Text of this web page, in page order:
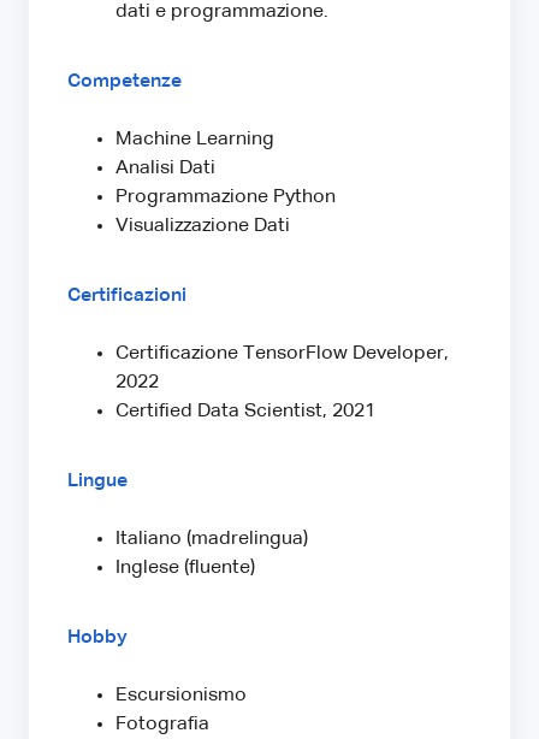
dati e programmazione.
Competenze
Machine Learning
Analisi Dati
Programmazione Python
Visualizzazione Dati
Certificazioni
Certificazione TensorFlow Developer,
2022
Certified Data Scientist, 2021
Lingue
Italiano (madrelingua)
Inglese (fluente)
Hobby
Escursionismo
Fotografia